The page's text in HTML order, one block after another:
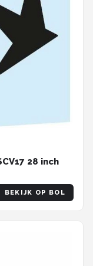
28 inch
BEKIJK OP BOL